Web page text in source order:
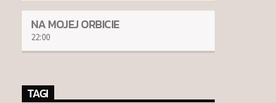
NA MOJEJ ORBICIE
22:00
TAGI